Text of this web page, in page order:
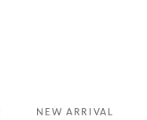
NEW ARRIVAL